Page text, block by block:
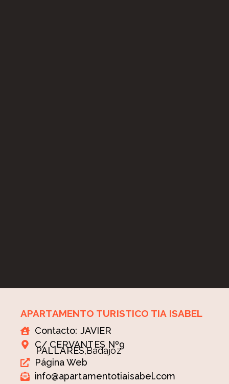
APARTAMENTO TURISTICO TIA ISABEL
Contacto: JAVIER
C/ CERVANTES Nº9
PALLARES,Badajoz
Página Web
info@apartamentotiaisabel.com